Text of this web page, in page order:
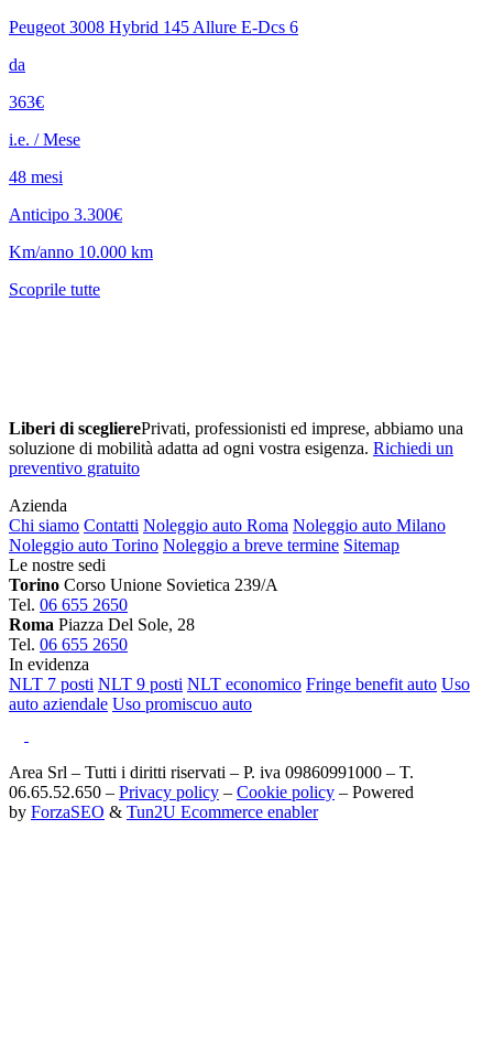
Peugeot 3008 Hybrid 145 Allure E-Dcs 6
da
363€
i.e. / Mese
48 mesi
Anticipo 3.300€
Km/anno 10.000 km
Scoprile tutte
Liberi di sceglierePrivati, professionisti ed imprese, abbiamo una
soluzione di mobilità adatta ad ogni vostra esigenza. Richiedi un
preventivo gratuito
Azienda
Chi siamo Contatti Noleggio auto Roma Noleggio auto Milano
Noleggio auto Torino Noleggio a breve termine Sitemap
Le nostre sedi
Torino Corso Unione Sovietica 239/A
Tel. 06 655 2650
Roma Piazza Del Sole, 28
Tel. 06 655 2650
In evidenza
NLT 7 posti NLT 9 posti NLT economico Fringe benefit auto Uso
auto aziendale Uso promiscuo auto
Area Srl – Tutti i diritti riservati – P. iva 09860991000 – T.
06.65.52.650 – Privacy policy – Cookie policy – Powered
by ForzaSEO & Tun2U Ecommerce enabler